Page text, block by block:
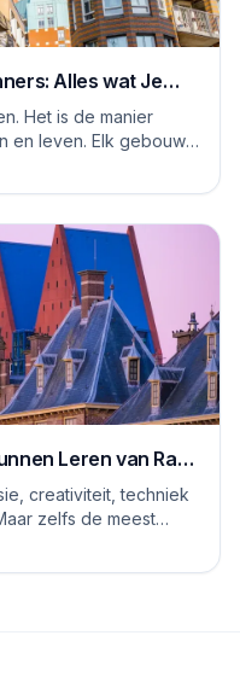
Alles wat Je
Het is de manier
en leven. Elk gebouw
Leren van Rare
creativiteit, techniek
zelfs de meest